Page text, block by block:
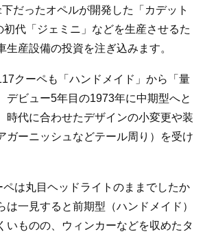
だったオペルが開発した「カデット
代「ジェミニ」などを生産させるた
生産設備の投資を注ぎ込みます。
クーペも「ハンドメイド」から「量
デビュー5年目の1973年に中期型へと
時代に合わせたデザインの小変更や装
ガーニッシュなどテール周り）を受け
ペは丸目ヘッドライトのままでしたか
は一見すると前期型（ハンドメイド）
いものの、ウィンカーなどを収めたタ